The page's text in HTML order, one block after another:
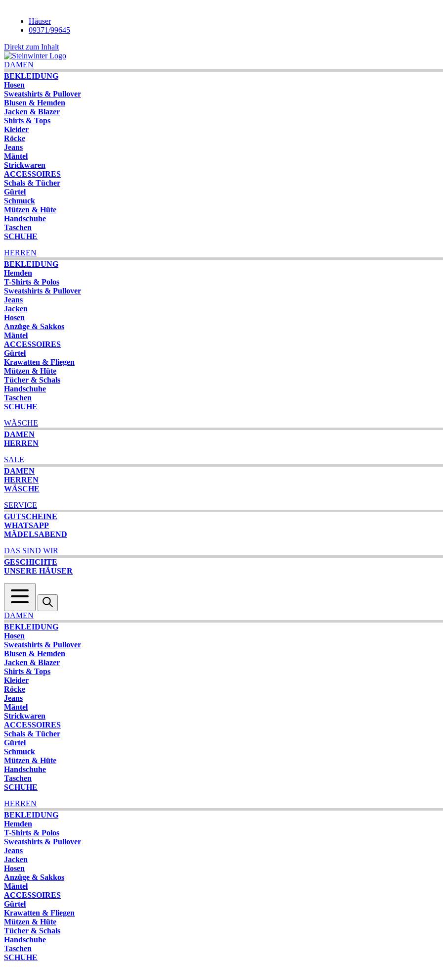
Häuser
09371/99645
Direkt zum Inhalt
DAMEN
BEKLEIDUNG
Hosen
Sweatshirts & Pullover
Blusen & Hemden
Jacken & Blazer
Shirts & Tops
Kleider
Röcke
Jeans
Mäntel
Strickwaren
ACCESSOIRES
Schals & Tücher
Gürtel
Schmuck
Mützen & Hüte
Handschuhe
Taschen
SCHUHE
HERREN
BEKLEIDUNG
Hemden
T-Shirts & Polos
Sweatshirts & Pullover
Jeans
Jacken
Hosen
Anzüge & Sakkos
Mäntel
ACCESSOIRES
Gürtel
Krawatten & Fliegen
Mützen & Hüte
Tücher & Schals
Handschuhe
Taschen
SCHUHE
WÄSCHE
DAMEN
HERREN
SALE
DAMEN
HERREN
WÄSCHE
SERVICE
GUTSCHEINE
WHATSAPP
MÄDELSABEND
DAS SIND WIR
GESCHICHTE
UNSERE HÄUSER
DAMEN
BEKLEIDUNG
Hosen
Sweatshirts & Pullover
Blusen & Hemden
Jacken & Blazer
Shirts & Tops
Kleider
Röcke
Jeans
Mäntel
Strickwaren
ACCESSOIRES
Schals & Tücher
Gürtel
Schmuck
Mützen & Hüte
Handschuhe
Taschen
SCHUHE
HERREN
BEKLEIDUNG
Hemden
T-Shirts & Polos
Sweatshirts & Pullover
Jeans
Jacken
Hosen
Anzüge & Sakkos
Mäntel
ACCESSOIRES
Gürtel
Krawatten & Fliegen
Mützen & Hüte
Tücher & Schals
Handschuhe
Taschen
SCHUHE